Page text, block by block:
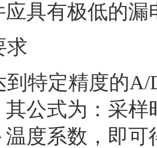
应具有极低的漏
求
特定精度的A/
公式为：采
温度系数，即可